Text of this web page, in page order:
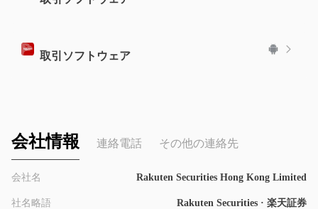
取引ソフトウェア
会社情報 連絡電話 その他の連絡先
会社名 Rakuten Securities Hong Kong Limited
社名略語 Rakuten Securities · 楽天証券